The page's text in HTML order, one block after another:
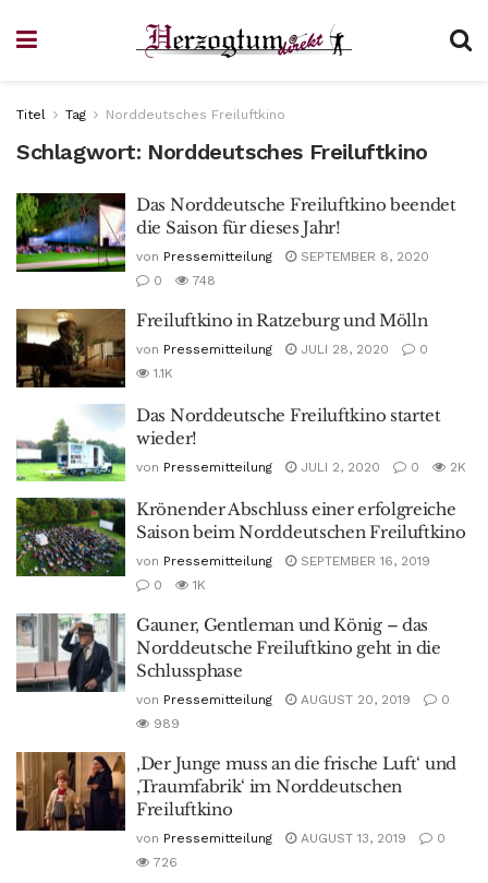
Titel Tag Norddeutsches Freiluftkino
Schlagwort: Norddeutsches Freiluftkino
Das Norddeutsche Freiluftkino beendet
die Saison für dieses Jahr!
von Pressemitteilung
SEPTEMBER 8, 2020
0
748
Freiluftkino in Ratzeburg und Mölln
von Pressemitteilung JULI 28, 2020
0
1.1K
Das Norddeutsche Freiluftkino startet
wieder!
von Pressemitteilung JULI 2, 2020 0 2K
Krönender Abschluss einer erfolgreiche
Saison beim Norddeutschen Freiluftkino
von Pressemitteilung
SEPTEMBER 16, 2019
0
1K
Gauner, Gentleman und König – das
Norddeutsche Freiluftkino geht in die
Schlussphase
von Pressemitteilung AUGUST 20, 2019
0
989
‚Der Junge muss an die frische Luft‘ und
‚Traumfabrik‘ im Norddeutschen
Freiluftkino
von Pressemitteilung AUGUST 13, 2019
0
726